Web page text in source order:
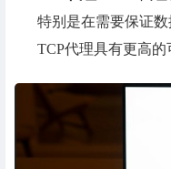
特别是在需要保证
TCP代理具有更高的